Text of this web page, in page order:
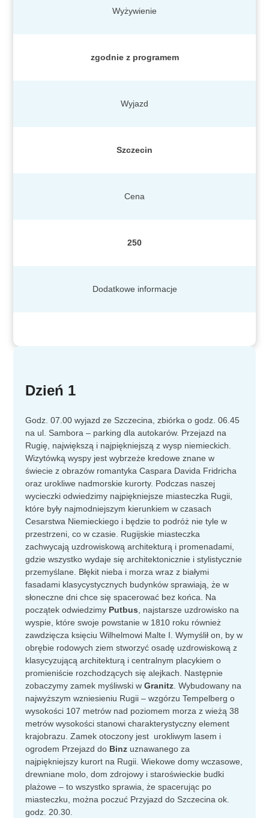
Wyżywienie
zgodnie z programem
Wyjazd
Szczecin
Cena
250
Dodatkowe informacje
Dzień 1
Godz. 07.00 wyjazd ze Szczecina, zbiórka o godz. 06.45
na ul. Sambora – parking dla autokarów. Przejazd na
Rugię, największą i najpiękniejszą z wysp niemieckich.
Wizytówką wyspy jest wybrzeże kredowe znane w
świecie z obrazów romantyka Caspara Davida Fridricha
oraz urokliwe nadmorskie kurorty. Podczas naszej
wycieczki odwiedzimy najpiękniejsze miasteczka Rugii,
które były najmodniejszym kierunkiem w czasach
Cesarstwa Niemieckiego i będzie to podróż nie tyle w
przestrzeni, co w czasie. Rugijskie miasteczka
zachwycają uzdrowiskową architekturą i promenadami,
gdzie wszystko wydaje się architektonicznie i stylistycznie
przemyślane. Błękit nieba i morza wraz z białymi
fasadami klasycystycznych budynków sprawiają, że w
słoneczne dni chce się spacerować bez końca. Na
początek odwiedzimy Putbus , najstarsze uzdrowisko na
wyspie, które swoje powstanie w 1810 roku również
zawdzięcza księciu Wilhelmowi Malte I. Wymyślił on, by w
obrębie rodowych ziem stworzyć osadę uzdrowiskową z
klasycyzującą architekturą i centralnym placykiem o
promieniście rozchodzących się alejkach. Następnie
zobaczymy zamek myśliwski wGranitz . Wybudowany na
najwyższym wzniesieniu Rugii – wzgórzu Tempelberg o
wysokości 107 metrów nad poziomem morza z wieżą 38
metrów wysokości stanowi charakterystyczny element
krajobrazu. Zamek otoczony jest urokliwym lasem i
ogrodem Przejazd do Binz uznawanego za
najpiękniejszy kurort na Rugii. Wiekowe domy wczasowe,
drewniane molo, dom zdrojowy i staroświeckie budki
plażowe – to wszystko sprawia, że spacerując po
miasteczku, można poczuć Przyjazd do Szczecina ok.
godz. 20.30.